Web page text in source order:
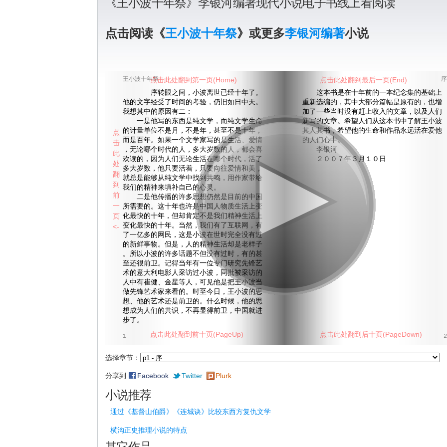
《王小波十年祭》李银河编著现代小说电子书线上看阅读
点击阅读《王小波十年祭》或更多李银河编著小说
王小波十年祭 序
序转眼之间，小波离世已经十年了。
他的文字经受了时间的考验，仍旧如日中天。
我想其中的原因有二：
一是他写的东西是纯文学，而纯文学生命
的计量单位不是月，不是年，甚至不是十年，
而是百年。如果一个文学家写的是生活、爱情
，无论哪个时代的人，多大岁数的人，都会喜
欢读的，因为人们无论生活在哪个时代，活了
多大岁数，他只要活着，只要向往爱情和美，
就总是能够从纯文学中找到共鸣，用作家带给
我们的精神来填补自己的心灵。
二是他传播的许多思想仍然是目前的中国
所需要的。这十年也许是中国人物质生活上变
化最快的十年，但却肯定不是我们精神生活上
变化最快的十年。当然，我们有了互联网，有
了一亿多的网民，这是小波在世时完全没有过
的新鲜事物。但是，人的精神生活却是老样子
。所以小波的许多话题不但没有过时，有的甚
至还很前卫。记得当年有一位专门研究先锋艺
术的意大利电影人采访过小波，同批被采访的
人中有崔健、金星等人，可见他是把王小波当
做先锋艺术家来看的。时至今日，王小波的思
想、他的艺术还是前卫的。什么时候，他的思
想成为人们的共识，不再显得前卫，中国就进
步了。
这本书是在十年前的一本纪念集的基础上
重新选编的，其中大部分篇幅是原有的，也增
加了一些当时没有赶上收入的文章，以及人们
新写的文章。希望人们从这本书中了解王小波
其人其书，希望他的生命和作品永远活在爱他
的人们心中。
李银河
２００７年３月１０日
1 2
选择章节：
分享到 Facebook Twitter Plurk
点击此处翻到第一页(Home) 点击此处翻到最后一页(End)
点击此处翻到前十页(PageUp) 点击此处翻到后十页(PageDown)
点
击
此
处
翻
到
前
一
页
<-
小说推荐
通过《基督山伯爵》《连城诀》比较东西方复仇文学
横沟正史推理小说的特点